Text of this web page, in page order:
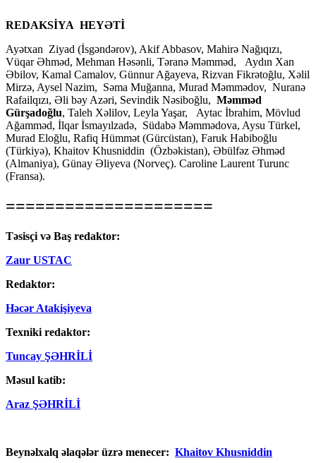
REDAKSİYA HEYƏTİ
Ayətxan Ziyad (İsgəndərov), Akif Abbasov, Mahirə Nağıqızı,
Vüqar Əhməd, Mehman Həsənli, Təranə Məmməd, Aydın Xan
Əbilov, Kamal Camalov, Günnur Ağayeva, Rizvan Fikrətoğlu, Xəlil
Mirzə, Aysel Nazim, Səma Muğanna, Murad Məmmədov, Nuranə
Rafailqızı, Əli bəy Azəri, Sevindik Nəsiboğlu, Məmməd
Gürşadoğlu, Taleh Xəlilov, Leyla Yaşar, Aytac İbrahim, Mövlud
Ağamməd, İlqar İsmayılzadə, Südabə Məmmədova, Aysu Türkel,
Murad Eloğlu, Rafiq Hümmət (Gürcüstan), Faruk Habiboğlu
(Türkiyə), Khaitov Khusniddin (Özbəkistan), Əbülfəz Əhməd
(Almaniya), Günay Əliyeva (Norveç). Caroline Laurent Turunc
(Fransa).
=====================
Təsisçi və Baş redaktor:
Zaur USTAC
Redaktor:
Həcər Atakişiyeva
Texniki redaktor:
Tuncay ŞƏHRİLİ
Məsul katib:
Araz ŞƏHRİLİ
Beynəlxalq əlaqələr üzrə menecer: Khaitov Khusniddin